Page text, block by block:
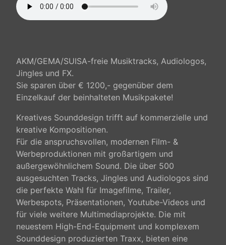
AKM/GEMA/SUISA-freie Musiktracks, Audiologos,
Jingles und FX.
Sie sparen über € 1200,- gegenüber dem
Einzelkauf der beinhalteten Musikpakete!
Kreatives Sounddesign trifft auf kommerzielle und
kreative Kompositionen.
Für die anspruchsvollen, modernen Film- &
Werbeproduktionen mit großartigem und
außergewöhnlichem Sound. Die über 500
ausgesuchten Tracks, Jingles und Audiologos sind
die perfekte Wahl für Imagefilme, Trailer,
Werbespots, Präsentationen, Youtube-Videos und
für viele weitere Multimediaprojekte. Die mit
neuestem High-End-Equipment und komplexem
Sounddesign produzierten Traxx, bieten eine